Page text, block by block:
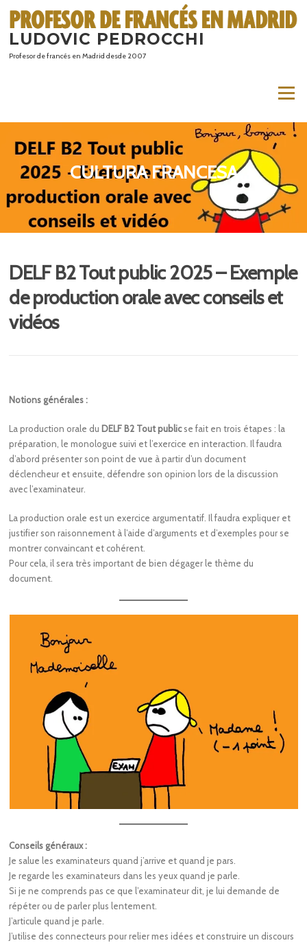
contenido
LUDOVIC PEDROCCHI
Profesor de francés en Madrid desde 2007
Menú
CULTURA FRANCESA
DELF B2 Tout public 2025 – Exemple
de production orale avec conseils et
vidéos
Notions générales :
La production orale du DELF B2 Tout publicse fait en trois étapes : la
préparation, le monologue suivi et l’exercice en interaction. Il faudra
d’abord présenter son point de vue à partir d’un document
déclencheur et ensuite, défendre son opinion lors de la discussion
avec l’examinateur.
La production orale est un exercice argumentatif. Il faudra expliquer et
justifier son raisonnement à l’aide d’arguments et d’exemples pour se
montrer convaincant et cohérent.
Pour cela, il sera très important de bien dégager le thème du
document.
Conseils généraux :
Je salue les examinateurs quand j’arrive et quand je pars.
Je regarde les examinateurs dans les yeux quand je parle.
Si je ne comprends pas ce que l’examinateur dit, je lui demande de
répéter ou de parler plus lentement.
J’articule quand je parle.
J’utilise des connecteurs pour relier mes idées et construire un discours